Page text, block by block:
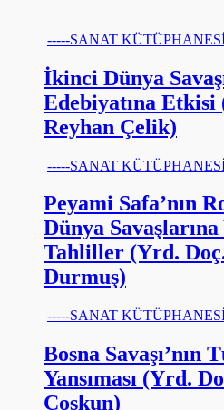
-----SANAT
İkinci Dünya
Edebiyatına Etkisi
Reyhan Çelik)
-----SANAT
Peyami Safa’nın
Dünya
Tahliller (Yrd.
Durmuş)
-----SANAT
Bosna Savaşı’nın
Yansıması (Yrd.
Coşkun)